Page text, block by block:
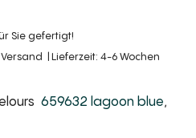
Sie gefertigt!
Lieferzeit: 4-6 Wochen
659632 lagoon blue,